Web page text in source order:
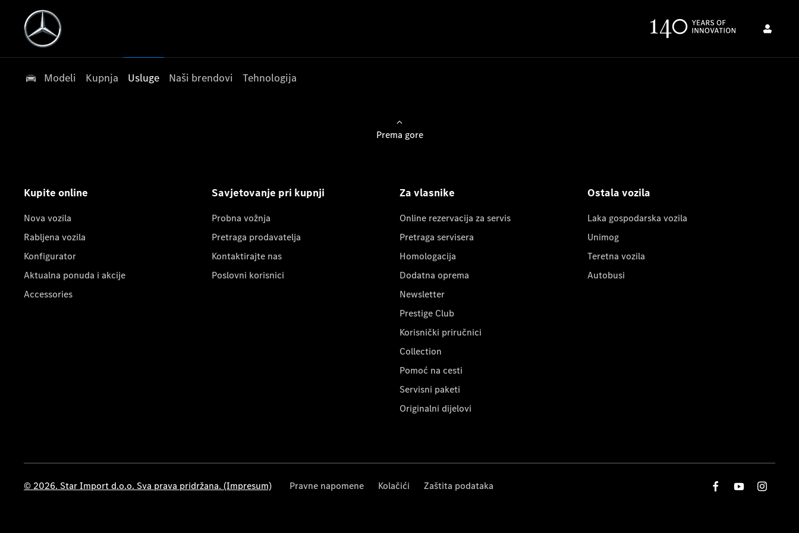
Modeli Kupnja Usluge Naši brendovi Tehnologija
Prema gore
Kupite online
Nova vozila
Rabljena vozila
Konfigurator
Aktualna ponuda i akcije
Accessories
Savjetovanje pri kupnji
Probna vožnja
Pretraga prodavatelja
Kontaktirajte nas
Poslovni korisnici
Za vlasnike
Online rezervacija za servis
Pretraga servisera
Homologacija
Dodatna oprema
Newsletter
Prestige Club
Korisnički priručnici
Collection
Pomoć na cesti
Servisni paketi
Originalni dijelovi
Ostala vozila
Laka gospodarska vozila
Unimog
Teretna vozila
Autobusi
© 2026. Star Import d.o.o. Sva prava pridržana. (Impresum) Pravne napomene Kolačići Zaštita podataka